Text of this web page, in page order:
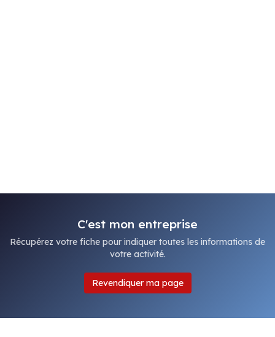
C'est mon entreprise
Récupérez votre fiche pour indiquer toutes les informations de
votre activité.
Revendiquer ma page